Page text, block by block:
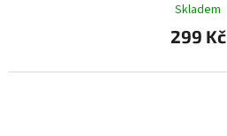
Skladem
299 Kč